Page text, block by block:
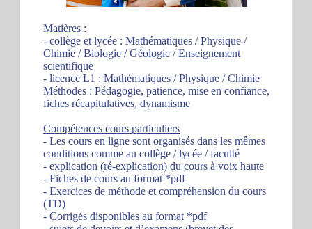
Matières :
- collège et lycée : Mathématiques / Physique /
Chimie / Biologie / Géologie / Enseignement
scientifique
- licence L1 : Mathématiques / Physique / Chimie
Méthodes : Pédagogie, patience, mise en confiance,
fiches récapitulatives, dynamisme
Compétences cours particuliers
- Les cours en ligne sont organisés dans les mêmes
conditions comme au collège / lycée / faculté
- explication (ré-explication) du cours à voix haute
- Fiches de cours au format *pdf
- Exercices de méthode et compréhension du cours
(TD)
- Corrigés disponibles au format *pdf